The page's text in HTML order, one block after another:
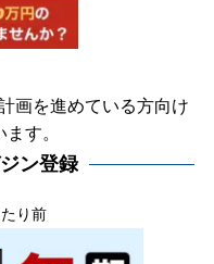
画を進めている方向け
す。
ン登録
り前